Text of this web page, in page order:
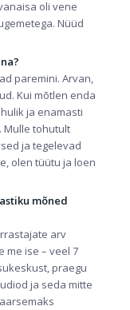
oli vene
Nüüd
paremini. Arvan,
Kui mõtlen enda
ja enamasti
Mulle tohutult
ja tegelevad
olen tüütu ja loen
mõned
arv
me ise – veel 7
praegu
ja seda mitte